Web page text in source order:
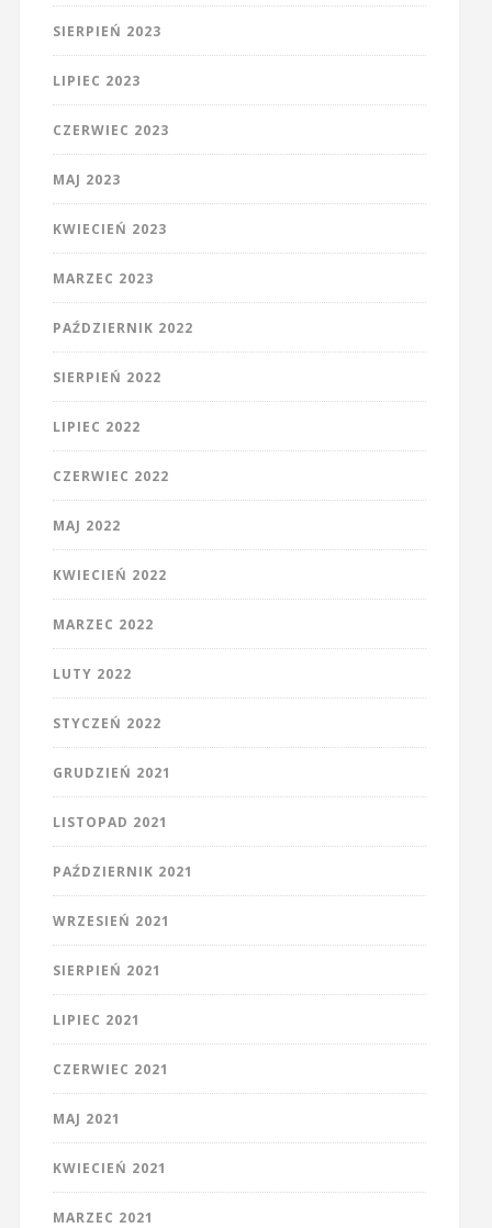
SIERPIEŃ 2023
LIPIEC 2023
CZERWIEC 2023
MAJ 2023
KWIECIEŃ 2023
MARZEC 2023
PAŹDZIERNIK 2022
SIERPIEŃ 2022
LIPIEC 2022
CZERWIEC 2022
MAJ 2022
KWIECIEŃ 2022
MARZEC 2022
LUTY 2022
STYCZEŃ 2022
GRUDZIEŃ 2021
LISTOPAD 2021
PAŹDZIERNIK 2021
WRZESIEŃ 2021
SIERPIEŃ 2021
LIPIEC 2021
CZERWIEC 2021
MAJ 2021
KWIECIEŃ 2021
MARZEC 2021